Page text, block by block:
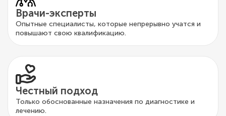
Врачи-эксперты
Опытные специалисты, которые непрерывно учатся и
повышают свою квалификацию.
Честный подход
Только обоснованные назначения по диагностике и
лечению.